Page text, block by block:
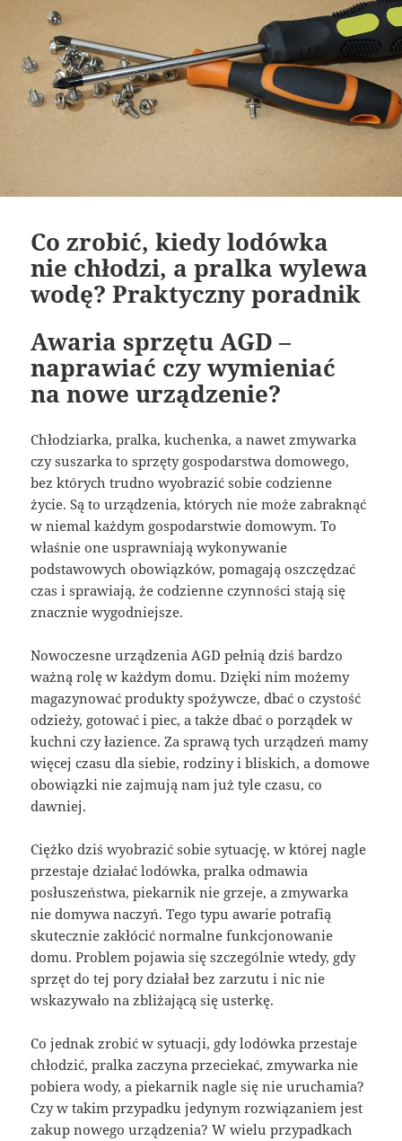
Co zrobić, kiedy lodówka
nie chłodzi, a pralka wylewa
wodę? Praktyczny poradnik
Awaria sprzętu AGD –
naprawiać czy wymieniać
na nowe urządzenie?
Chłodziarka, pralka, kuchenka, a nawet zmywarka
czy suszarka to sprzęty gospodarstwa domowego,
bez których trudno wyobrazić sobie codzienne
życie. Są to urządzenia, których nie może zabraknąć
w niemal każdym gospodarstwie domowym. To
właśnie one usprawniają wykonywanie
podstawowych obowiązków, pomagają oszczędzać
czas i sprawiają, że codzienne czynności stają się
znacznie wygodniejsze.
Nowoczesne urządzenia AGD pełnią dziś bardzo
ważną rolę w każdym domu. Dzięki nim możemy
magazynować produkty spożywcze, dbać o czystość
odzieży, gotować i piec, a także dbać o porządek w
kuchni czy łazience. Za sprawą tych urządzeń mamy
więcej czasu dla siebie, rodziny i bliskich, a domowe
obowiązki nie zajmują nam już tyle czasu, co
dawniej.
Ciężko dziś wyobrazić sobie sytuację, w której nagle
przestaje działać lodówka, pralka odmawia
posłuszeństwa, piekarnik nie grzeje, a zmywarka
nie domywa naczyń. Tego typu awarie potrafią
skutecznie zakłócić normalne funkcjonowanie
domu. Problem pojawia się szczególnie wtedy, gdy
sprzęt do tej pory działał bez zarzutu i nic nie
wskazywało na zbliżającą się usterkę.
Co jednak zrobić w sytuacji, gdy lodówka przestaje
chłodzić, pralka zaczyna przeciekać, zmywarka nie
pobiera wody, a piekarnik nagle się nie uruchamia?
Czy w takim przypadku jedynym rozwiązaniem jest
zakup nowego urządzenia? W wielu przypadkach